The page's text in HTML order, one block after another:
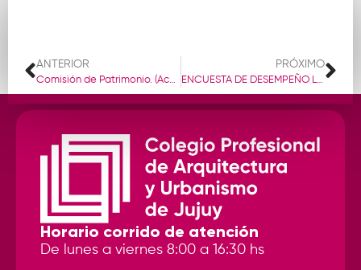
ANTERIOR
Comisión de Patrimonio. (AcAU). Confitería del Molino. Recuperación de un ícono porteño
PRÓXIMO
ENCUESTA DE DESEMPEÑO LABORAL Y GENERO (Anónima)
Horario corrido de atención
De lunes a viernes 8:00 a 16:30 hs